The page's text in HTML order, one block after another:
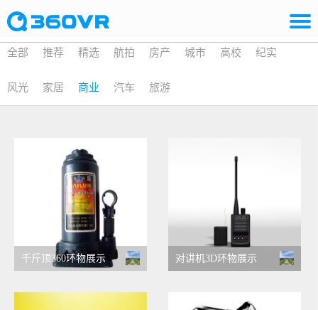
全部 推荐 精选 航拍 房产 城市 高校 纪实
风光 家居 商业 汽车 旅游
千斤顶360环物展示 对讲机3D环物展示